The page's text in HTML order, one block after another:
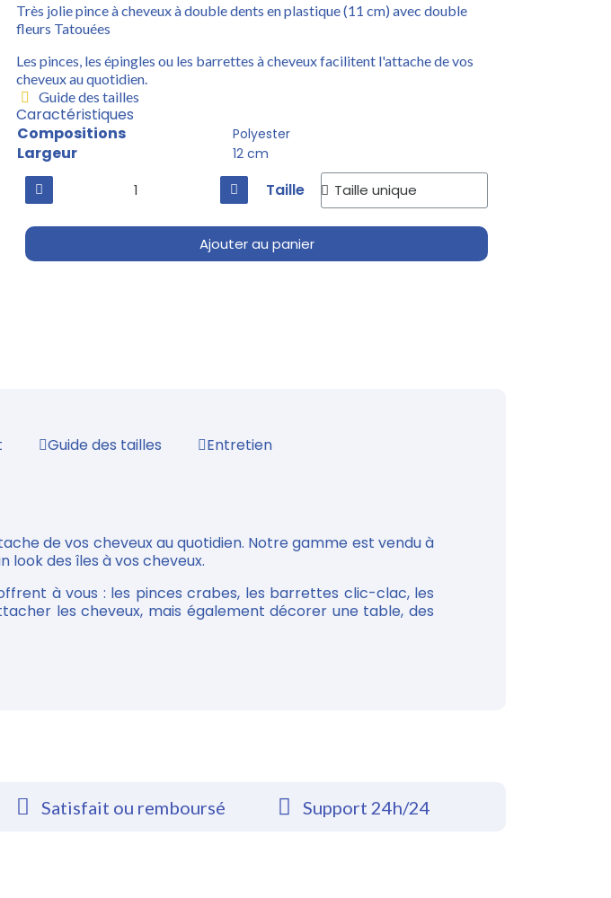
Très jolie pince à cheveux à double dents en plastique (11 cm) avec double
fleurs Tatouées
Les pinces, les épingles ou les barrettes à cheveux facilitent l'attache de vos
cheveux au quotidien.
Guide des tailles
Caractéristiques
Compositions
Polyester
Largeur 12 cm
Taille
Ajouter au panier
Guide des tailles Entretien
de vos cheveux au quotidien. Notre gamme est vendu à
des îles à vos cheveux.
à vous : les pinces crabes, les barrettes clic-clac, les
les cheveux, mais également décorer une table, des
Satisfait ou remboursé Support 24h/24